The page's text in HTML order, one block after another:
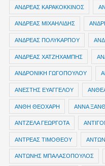
ΑΝΔΡΕΑΣ ΚΑΡΑΚΟΚΚΙΝΟΣ
ΑΝΔΡΕΑΣ ΜΙΧΑΗΛΙΔΗΣ
ΑΝΔΡΕΑΣ ΠΟΛΥΚΑΡΠΟΥ
ΑΝΔΡΕΑΣ ΧΑΤΖΗΧΑΜΠΗΣ
ΑΝΔΡΟΝΙΚΗ ΓΩΓΟΠΟΥΛΟΥ
ΑΝΕΣΤΗΣ ΕΥΑΓΓΕΛΟΥ
ΑΝΘΗ ΘΕΟΧΑΡΗ ΑΝΝΑ
ΑΝΤΖΕΛΑ ΓΕΩΡΓΟΤΑ
ΑΝΤΡΕΑΣ ΤΙΜΟΘΕΟΥ
ΑΝΤΩΝΗΣ ΜΠΑΛΑΣΟΠΟΥΛΟΣ